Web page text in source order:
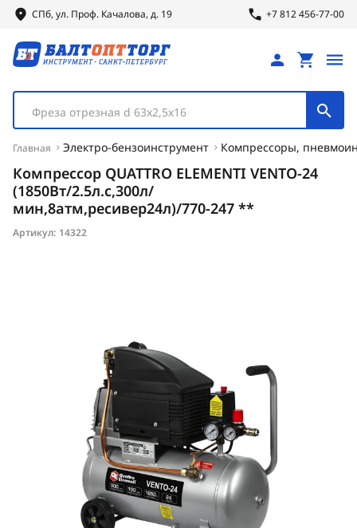
СПб, ул. Проф. Качалова, д. 19 +7 812 456-77-00
Фреза отрезная d 63х2,5х16
Главная Электро-бензоинструмент Компрессоры,
Компрессор QUATTRO ELEMENTI VENTO-24
(1850Вт/2.5л.с,300л/
мин,8атм,ресивер24л)/770-247 **
Артикул: 14322